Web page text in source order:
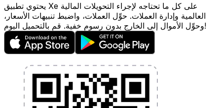
يحتوي تطبيق Xe على كل ما تحتاجه لإجراء التحويلات المالية
العالمية وإدارة العملات. حوِّل العملات، واضبط تنبيهات الأسعار،
وحوِّل الأموال إلى الخارج بدون رسوم خفية. قم بالتحميل اليوم!